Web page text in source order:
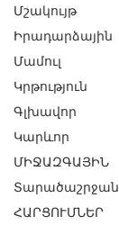
Մշակույթ
Իրադարձային
Մամուլ
Կրթություն
Գլխավոր
Կարևոր
ՄԻՋԱԶԳԱՅԻՆ
Տարածաշրջան
ՀԱՐՑՈՒՄՆԵՐ